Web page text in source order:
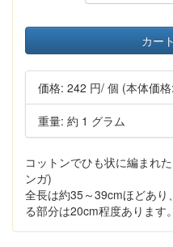
カー
価格: 242 円/ 個 (本体価
重量: 約 1 グラム
コットンでひも状に編まれ
ンガ)
全長は約35～39cmほどあ
る部分は20cm程度あります。